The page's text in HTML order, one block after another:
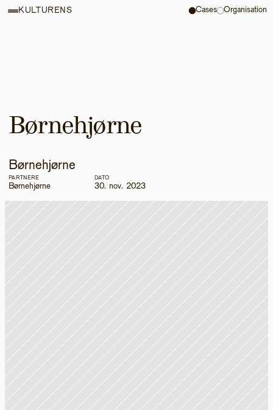
Børnehjørne
Børnehjørne
PARTNERE
Børnehjørne
DATO
30. nov. 2023
KULTURENS Cases Organisation